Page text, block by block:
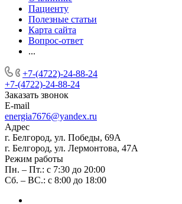
Пациенту
Полезные статьи
Карта сайта
Вопрос-ответ
...
+7-(4722)-24-88-24
+7-(4722)-24-88-24
Заказать звонок
E-mail
energia7676@yandex.ru
Адрес
г. Белгород, ул. Победы, 69А
г. Белгород, ул. Лермонтова, 47А
Режим работы
Пн. – Пт.: с 7:30 до 20:00
Сб. – ВС.: с 8:00 до 18:00